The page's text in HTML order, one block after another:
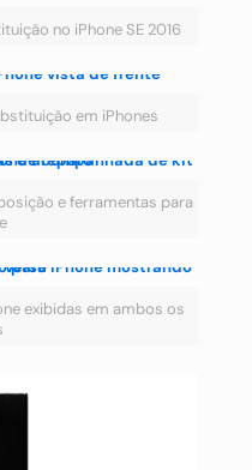
no iPhone SE 2016
em iPhones
e ferramentas para
exibidas em ambos os